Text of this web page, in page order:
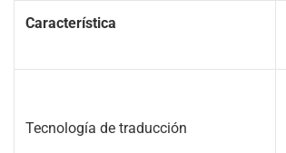
Característica
Tecnología de traducción